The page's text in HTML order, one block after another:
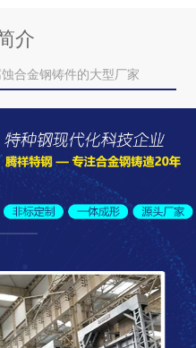
介
合金钢铸件的大型厂家